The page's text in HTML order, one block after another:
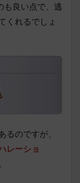
も良い点で、逃
くれるでしょ
るのですが、
レーショ